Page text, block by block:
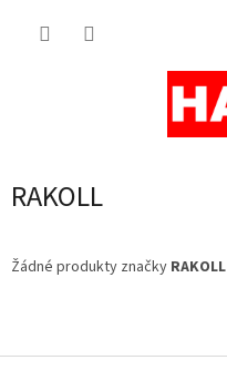
RAKOLL
Žádné produkty značky RAKOLL
á